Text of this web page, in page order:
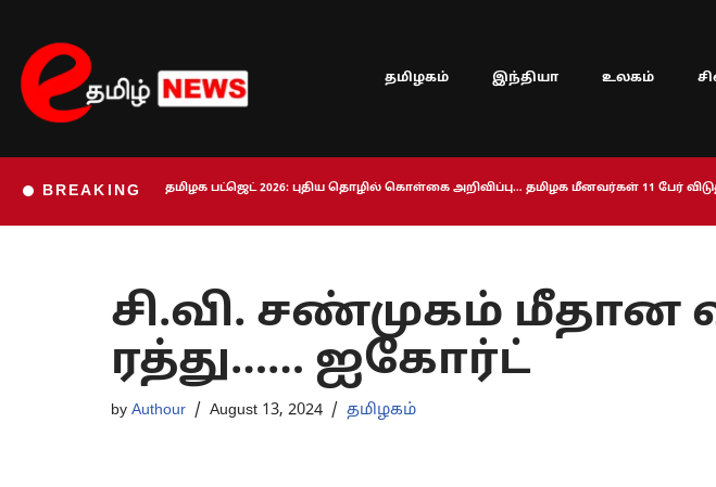
Skip
to
content
தமிழகம் இந்தியா உலகம்
BREAKING தமிழக பட்ஜெட் 2026: புதிய தொழில் கொள்கை அறிவிப்பு… தமிழக மீனவர்கள் 11 பேர்
சி.வி. சண்முகம் மீதான
ரத்து…… ஐகோர்ட்
by Authour August 13, 2024 தமிழகம்